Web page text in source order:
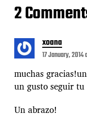
2
xoana
17 January, 2014
muchas
un gusto seguir
Un abrazo!